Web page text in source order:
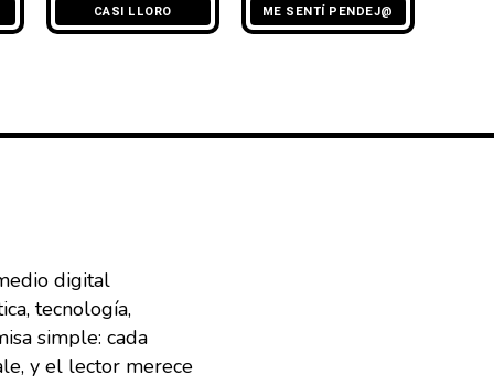
CASI LLORO ME SENTÍ PENDEJ@
digital
tecnología,
simple: cada
y el lector merece